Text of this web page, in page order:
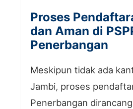
Proses
dan Aman di
Penerbangan
Meskipun tidak ada
Jambi, proses
Penerbangan